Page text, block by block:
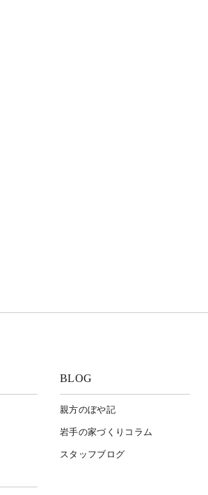
BLOG
親方のぼや記
岩⼿の家づくりコラム
スタッフブログ